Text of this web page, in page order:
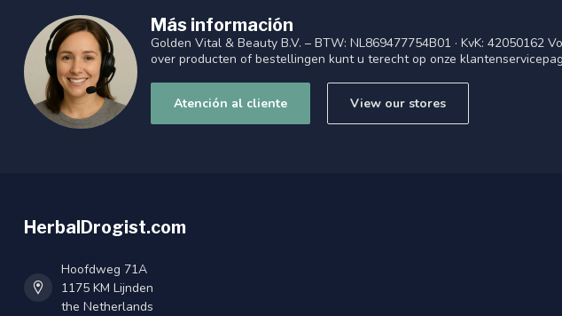
Más información
Golden Vital & Beauty B.V. – BTW: NL869477754B01 · KvK: 42050162
over producten of bestellingen kunt u terecht op onze
Atención al cliente View our stores
HerbalDrogist.com
Hoofdweg 71A
1175 KM Lijnden
the Netherlands